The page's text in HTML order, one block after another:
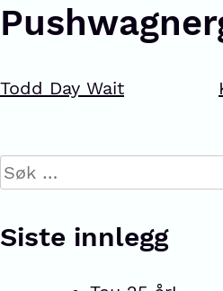
Todd Day Wait
Siste innlegg